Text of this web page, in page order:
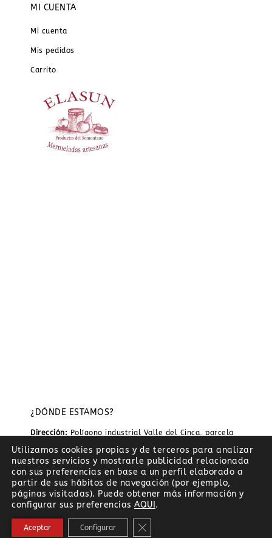
MI CUENTA
Mi cuenta
Mis pedidos
Carrito
¿DÓNDE ESTAMOS?
Dirección: Polígono industrial Valle del Cinca, parcela
48 bis, nave B1, 22300 Barbastro, Huesca
Teléfono:974 269 028 · 619241053
Email:info@elasun.com
Horario:Lunes a Viernes 9:00 a 14:00 Sábado y
domingo cerrado
Utilizamos cookies propias y de terceros para analizar
nuestros servicios y mostrarle publicidad relacionada
con sus preferencias en base a un perfil elaborado a
partir de sus hábitos de navegación (por ejemplo,
páginas visitadas). Puede obtener más información y
configurar sus preferencias AQUI .
Aceptar Configurar Cerrar el banner de cookies